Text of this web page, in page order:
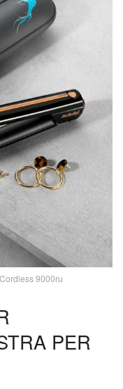
9000ru
PER